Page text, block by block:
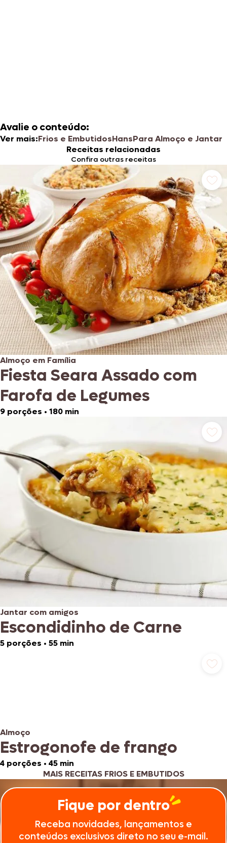
Avalie o conteúdo:
Ver mais:Frios e EmbutidosHansPara Almoço e Jantar
Receitas relacionadas
Confira outras receitas
Almoço em Família
Fiesta Seara Assado com
Farofa de Legumes
9 porções • 180 min
Jantar com amigos
Escondidinho de Carne
5 porções • 55 min
Almoço
Estrogonofe de frango
4 porções • 45 min
MAIS RECEITAS FRIOS E EMBUTIDOS
Fique por dentro
Receba novidades, lançamentos e
conteúdos exclusivos direto no seu e-mail.